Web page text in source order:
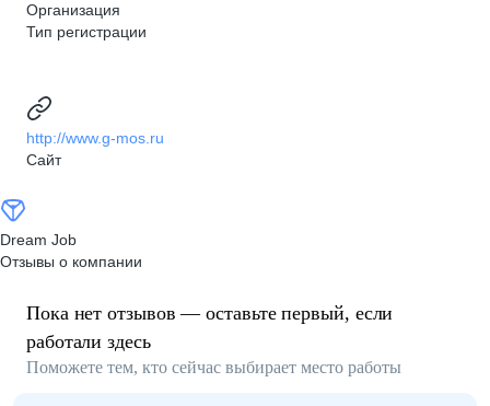
Организация
Тип регистрации
http://www.g-mos.ru
Сайт
Dream Job
Отзывы о компании
Пока нет отзывов — оставьте первый, если
работали здесь
Поможете тем, кто сейчас выбирает место работы